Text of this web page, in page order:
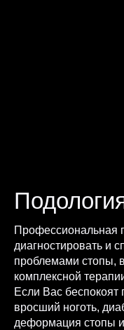
Профессиональная
диагностировать и
проблемами стопы,
комплексной
Если Вас беспокоят
вросший ноготь,
деформация стопы